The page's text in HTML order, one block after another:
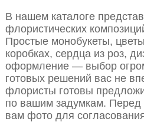
В нашем каталоге
флористических
Простые монобукеты,
коробках, сердца из роз,
оформление — выбор
готовых решений вас не
флористы готовы
по вашим задумкам. Перед
вам фото для